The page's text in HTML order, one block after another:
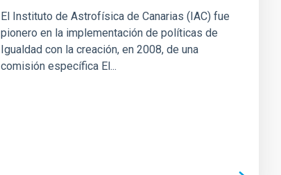
El Instituto de Astrofísica de Canarias (IAC) fue
pionero en la implementación de políticas de
Igualdad con la creación, en 2008, de una
comisión específica El...